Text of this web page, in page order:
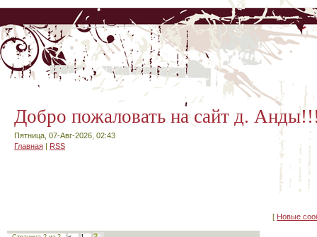
Добро пожаловать на сайт д.
Пятница, 07-Авг-2026, 02:43
Главная | RSS
[ Новые